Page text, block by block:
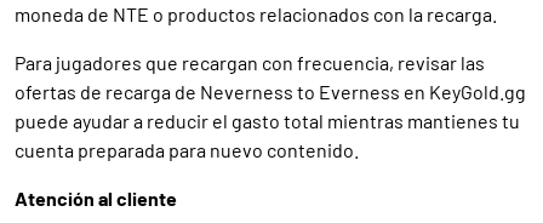
moneda de NTE o productos relacionados con la recarga.
Para jugadores que recargan con frecuencia, revisar las
ofertas de recarga de Neverness to Everness en KeyGold.gg
puede ayudar a reducir el gasto total mientras mantienes tu
cuenta preparada para nuevo contenido.
Atención al cliente